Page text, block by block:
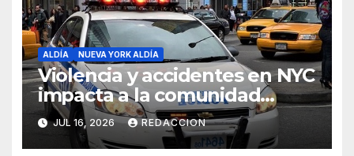
ALDÍA NUEVA YORK ALDÍA
Violencia y accidentes en NYC
impacta a la comunidad
dominicana
JUL 16, 2026 REDACCION